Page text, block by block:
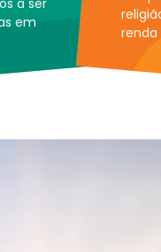
em
renda